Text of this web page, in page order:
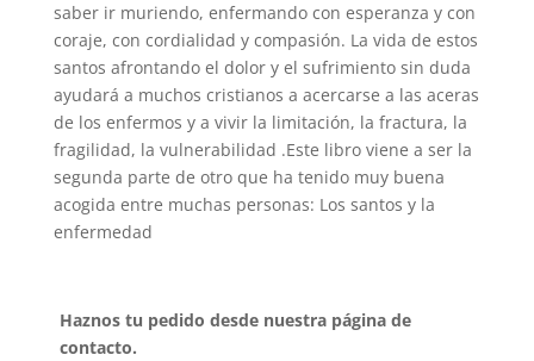
saber ir muriendo, enfermando con esperanza y con
coraje, con cordialidad y compasión. La vida de estos
santos afrontando el dolor y el sufrimiento sin duda
ayudará a muchos cristianos a acercarse a las aceras
de los enfermos y a vivir la limitación, la fractura, la
fragilidad, la vulnerabilidad .Este libro viene a ser la
segunda parte de otro que ha tenido muy buena
acogida entre muchas personas: Los santos y la
enfermedad
Haznos tu pedido desde nuestra página de
contacto.